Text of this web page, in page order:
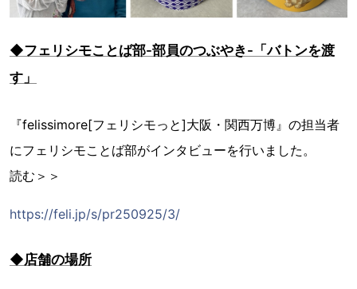
◆フェリシモことば部-部員のつぶやき-「バトンを渡
す」
『felissimore[フェリシモっと]大阪・関西万博』の担当者
にフェリシモことば部がインタビューを行いました。
読む＞＞
https://feli.jp/s/pr250925/3/
◆店舗の場所